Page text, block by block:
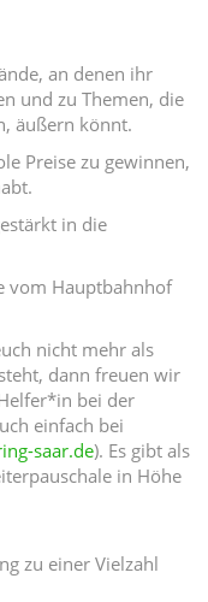
an denen ihr
und zu Themen, die
äußern könnt.
Preise zu gewinnen,
in die
vom Hauptbahnhof
nicht mehr als
dann freuen wir
bei der
einfach bei
saar.de). Es gibt als
in Höhe
zu einer Vielzahl